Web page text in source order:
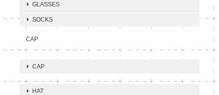
GLASSES
SOCKS
CAP
CAP
HAT